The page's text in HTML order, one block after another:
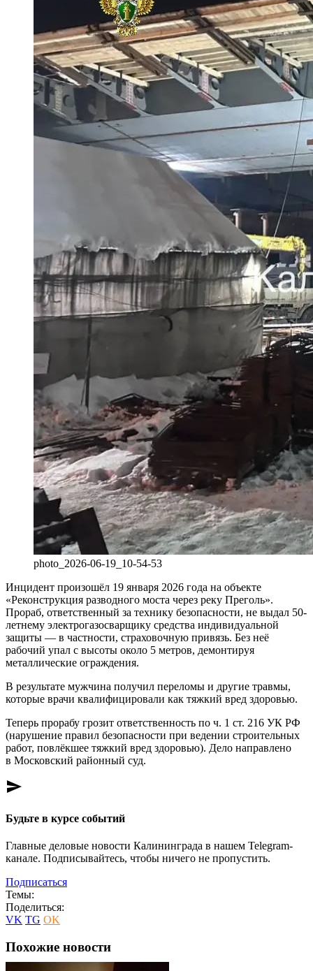
photo_2026-06-19_10-54-53
Инцидент произошёл 19 января 2026 года на объекте
«Реконструкция разводного моста через реку Преголь».
Прораб, ответственный за технику безопасности, не выдал 50-
летнему электрогазосварщику средства индивидуальной
защиты — в частности, страховочную привязь. Без неё
рабочий упал с высоты около 5 метров, демонтируя
металлические ограждения.
В результате мужчина получил переломы и другие травмы,
которые врачи квалифицировали как тяжкий вред здоровью.
Теперь прорабу грозит ответственность по ч. 1 ст. 216 УК РФ
(нарушение правил безопасности при ведении строительных
работ, повлёкшее тяжкий вред здоровью). Дело направлено
в Московский районный суд.
send
Будьте в курсе событий
Главные деловые новости Калининграда в нашем Telegram-
канале. Подписывайтесь, чтобы ничего не пропустить.
Подписаться
Темы:
Поделиться:
VK TG OK
Похожие новости